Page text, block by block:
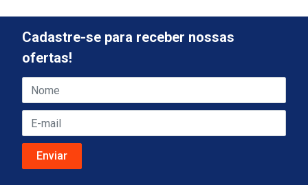
Cadastre-se para receber nossas
ofertas!